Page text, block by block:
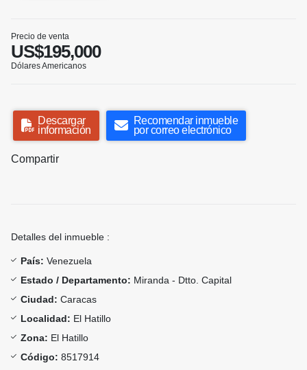
Precio de venta
US$195,000
Dólares Americanos
Descargar
información
Recomendar inmueble
por correo electrónico
Compartir
Detalles del inmueble :
País: Venezuela
Estado / Departamento: Miranda - Dtto. Capital
Ciudad: Caracas
Localidad: El Hatillo
Zona: El Hatillo
Código: 8517914